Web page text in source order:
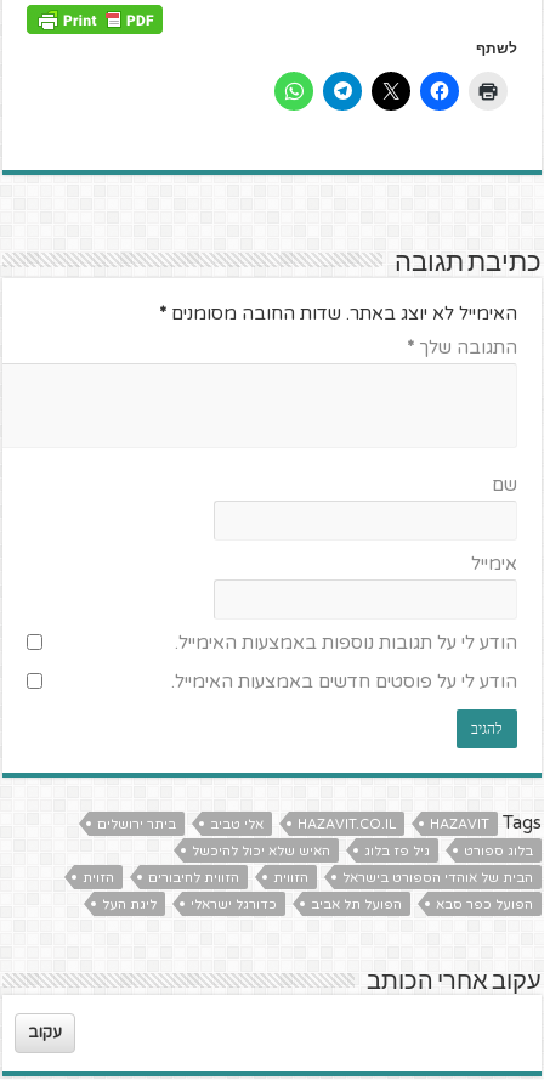
לשתף
כתיבת תגובה
האימייל לא יוצג באתר. שדות החובה מסומנים*
התגובה שלך*
שם
אימייל
הודע לי על תגובות נוספות באמצעות האימייל.
הודע לי על פוסטים חדשים באמצעות האימייל.
Tags
HAZAVIT
HAZAVIT.CO.IL אלי טביב
ביתר ירושלים
בלוג ספורט
גיל פז בלוג
האיש שלא יכול להיכשל
הבית של אוהדי הספורט בישראל
הזווית הזווית לחיבורים
הזוית
הפועל כפר סבא
הפועל תל אביב כדורגל ישראלי ליגת העל
עקוב אחרי הכותב
עקוב